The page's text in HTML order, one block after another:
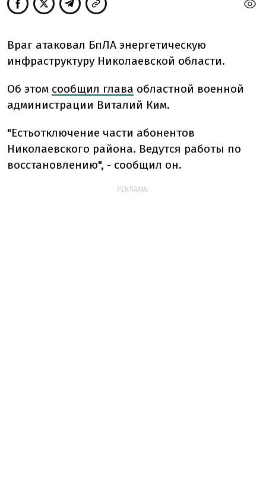
Враг атаковал БпЛА энергетическую
инфраструктуру Николаевской области.
Об этом сообщил глава областной военной
администрации Виталий Ким.
"Естьотключение части абонентов
Николаевского района. Ведутся работы по
восстановлению", - сообщил он.
РЕКЛАМА: